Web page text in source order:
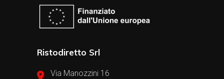
Ristodiretto Srl
Via Manozzini 16